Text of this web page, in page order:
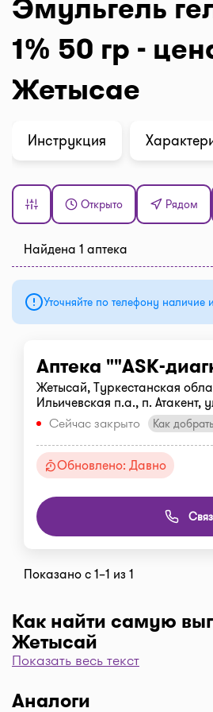
Эмульгель
1% 50 гр -
Жетысае
Инструкция
Открыто Рядом
Найдена 1 аптека
Уточняйте по телефону наличие
Аптека ""ASK-
Жетысай, Туркестанская
Ильичевская п.а., п.
Сейчас закрыто
Как
Обновлено: Давно
Показано с 1–1 из 1
Как найти самую
Жетысай
Чтобы отфильтровать аптеки
"По цене, от 1..." и кнопку
Показать весь текст
Аналоги